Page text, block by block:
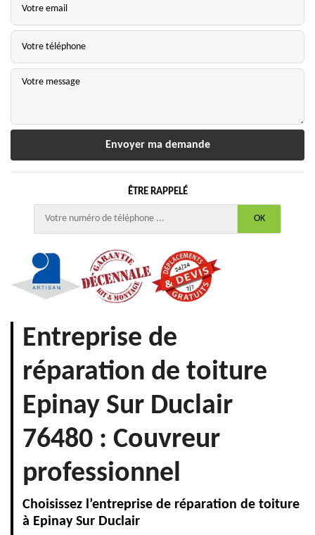
ÊTRE RAPPELÉ
Entreprise de
réparation de toiture
Epinay Sur Duclair
76480 : Couvreur
professionnel
Choisissez l’entreprise de réparation de toiture
à Epinay Sur Duclair